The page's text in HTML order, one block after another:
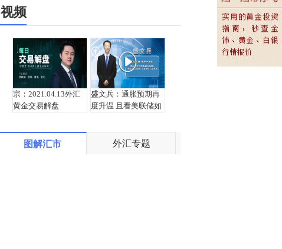
视频
宗：2021.04.13外汇
黄金交易解盘
盛文兵：通胀预期再
度升温 且看美联储如
图解汇市 外汇专题